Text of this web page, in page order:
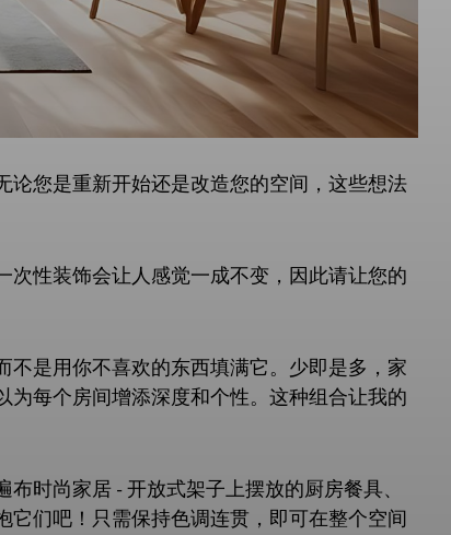
您是重新开始还是改造您的空间，这些想法
性装饰会让人感觉一成不变，因此请让您的
是用你不喜欢的东西填满它。少即是多，家
每个房间增添深度和个性。这种组合让我的
时尚家居 - 开放式架子上摆放的厨房餐具、
们吧！只需保持色调连贯，即可在整个空间